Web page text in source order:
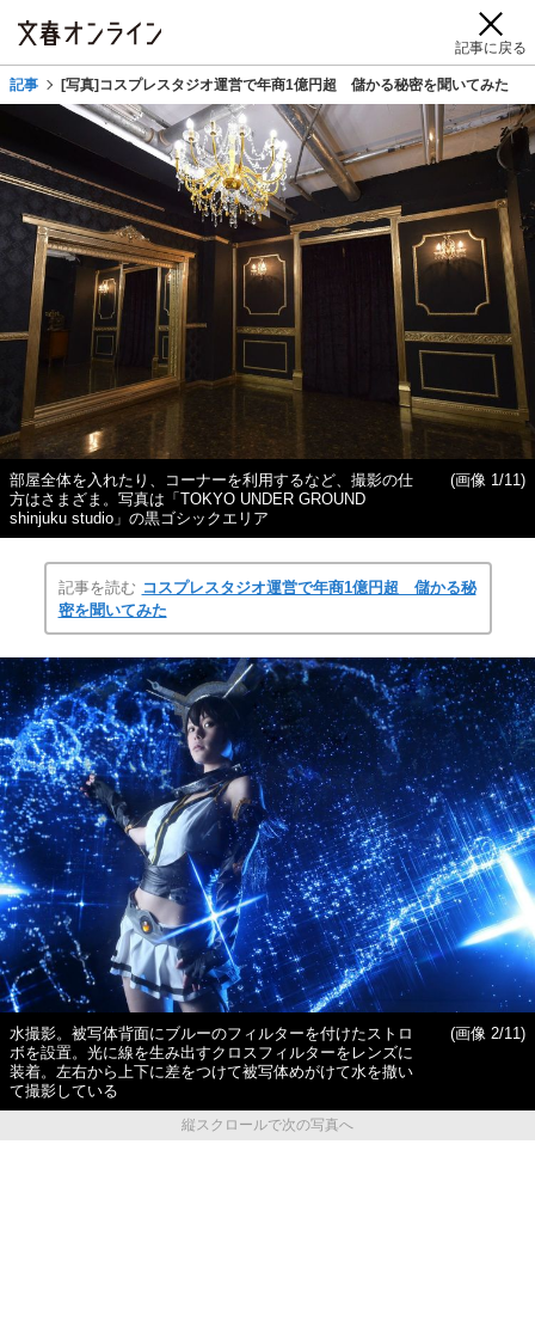
記事に戻る
記事 [写真]コスプレスタジオ運営で年商1億円超 儲かる秘密を聞いてみた
部屋全体を入れたり、コーナーを利用するなど、撮影の仕
方はさまざま。写真は「TOKYO UNDER GROUND
shinjuku studio」の黒ゴシックエリア
(画像 1/11)
記事を読む コスプレスタジオ運営で年商1億円超 儲かる秘
密を聞いてみた
水撮影。被写体背面にブルーのフィルターを付けたストロ
ボを設置。光に線を生み出すクロスフィルターをレンズに
装着。左右から上下に差をつけて被写体めがけて水を撒い
て撮影している
(画像 2/11)
縦スクロールで次の写真へ